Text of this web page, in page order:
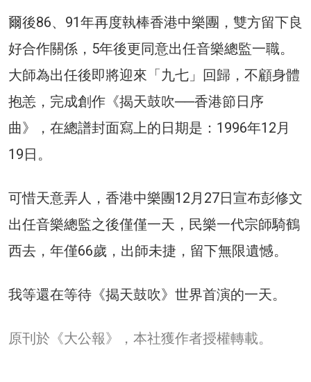
爾後86、91年再度執棒香港中樂團，雙方留下良
好合作關係，5年後更同意出任音樂總監一職。
大師為出任後即將迎來「九七」回歸，不顧身體
抱恙，完成創作《揭天鼓吹──香港節日序
曲》，在總譜封面寫上的日期是：1996年12月
19日。
可惜天意弄人，香港中樂團12月27日宣布彭修文
出任音樂總監之後僅僅一天，民樂一代宗師騎鶴
西去，年僅66歲，出師未捷，留下無限遺憾。
我等還在等待《揭天鼓吹》世界首演的一天。
原刊於《大公報》，本社獲作者授權轉載。